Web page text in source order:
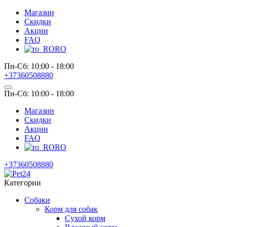
Магазин
Скидки
Акции
FAQ
RO
Пн-Сб: 10:00 - 18:00
+37360508880
Пн-Сб: 10:00 - 18:00
Магазин
Скидки
Акции
FAQ
RO
+37360508880
Категории
Собаки
Корм для собак
Сухой корм